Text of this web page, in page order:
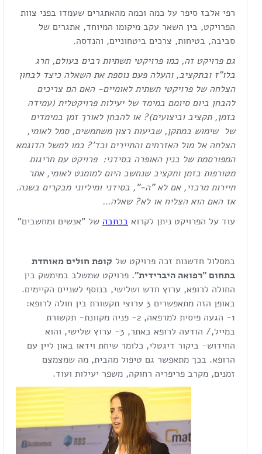
רפי אלבז סיפר על כמה וכמה מהאתגרים שעמדו בפני צוות
הפרויקט, בין השאר עקב מיקומו המיוחד, אתגרים של
סביבה, בטיחות, צרכים ביטחוניים, והנדסה.
גם פרויקט זה, כמו פרויקטי תשתיות רבים בעולם, חרג
בלו"ז ובתקציב, והעלה פעם נוספת את השאלה כיצד לבחון
הצלחה של פרויקטי תשתית לאומיים- האם הם צריכים
להבחן ביום סיומם במימד של יעילות פרויקטלית (עמידה
בזמן, תקציב וביצועים)? או להבחן לאורך זמן במימדים
של שימוש במתקן, שביעות רצון משתמשים, סמל לאומי,
הצלחה אל מול האזרחים והתיירים וכד'? כמו למשל הדוגמא
המפורסמת של בנין האופרה בסידני:פרויקט עם חריגות
מטורפות בזמן ותקציב שנחשב היום למומנט לאומי, אתר
תיירות מרכזי, אם לא "ה-", בסידני ומיליוני מבקרים בשנה.
אז האם הוא הצליח או לא? שאלה…
עוד על הפרויקט ניתן לקרוא בכתבה של "אנשים ומחשבים"
במסלול חדשנות זכה פרויקט של קופת חולים מאוחדת
בתחום "רפואה היברידית". פרויקט שמשלב במימשק בין
החולה לרופא, ערוץ חדש ושלישי, בנוסף לשניים הקיימים.
באופן הזה מתאפשרים 3 ערוצי תקשורת בין חולה לרופא:
1- הגעה פיסית למרפאה, 2- פניה מקוונת- תקשורת
במייל,/ הודעה לרופא באתר, 3- ערוץ שלישי, והוא
החידוש- ביקור דיגטלי, כלומר שיחת וידאו באון ליין עם
הרופא. בכך מתאפשר גם טיפול מהבית, מה שמצמצם
זמנים, מקרב פריפריה רחוקה, משפר יעילות ועוד.